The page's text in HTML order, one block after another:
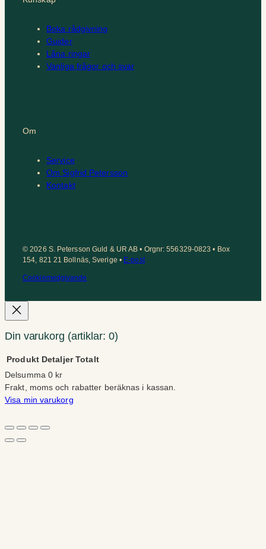
Boka rådgivning
Guider
Låna ringar
Vanliga frågor och svar
Om
Service
Om Sigfrid Petersson
Kontakt
© 2026 S. Petersson Guld & UR AB • Orgnr: 556329-0823 • Box
154, 821 21 Bollnäs, Sverige • E-post
Cookiemedgivande
Din varukorg (artiklar: 0)
Produkter
i
Produkt Detaljer Totalt
Delsumma 0 kr
Frakt, moms och rabatter beräknas i kassan.
Visa min varukorg